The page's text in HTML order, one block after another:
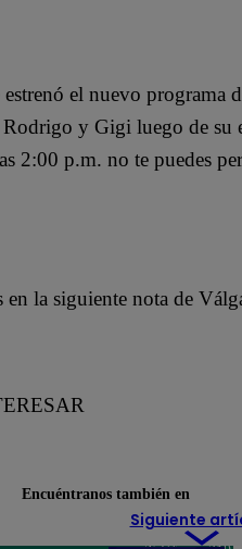
el nuevo
Rodrigo y Gigi luego de
2:00 p.m. no te puedes
en la siguiente nota de
Siguiente
Encuéntranos también en